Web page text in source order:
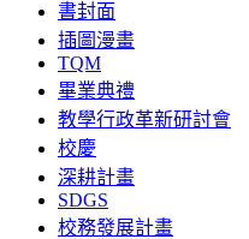
書封面
插圖漫畫
TQM
畢業典禮
教學行政革新研討會
校慶
深耕計畫
SDGS
校務發展計畫